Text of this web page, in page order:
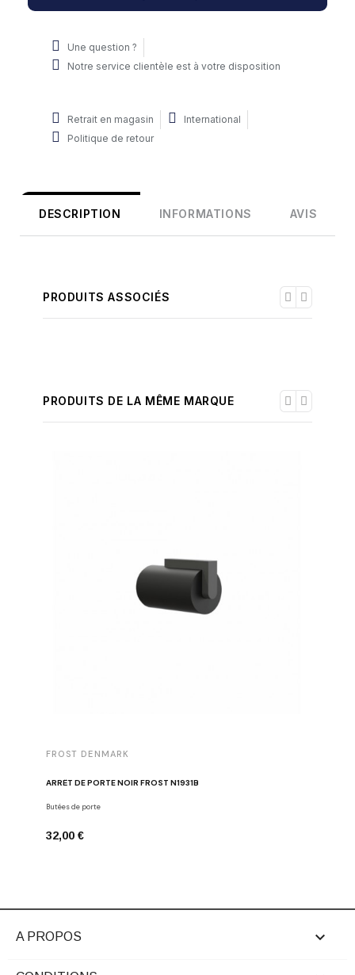
Une question ?
Notre service clientèle est à votre disposition
Retrait en magasin
International
Politique de retour
DESCRIPTION INFORMATIONS AVIS
PRODUITS ASSOCIÉS
PRODUITS DE LA MÊME MARQUE
FROST DENMARK
ARRÊT DE PORTE NOIR FROST N1931B
Butées de porte
32,00 €
A PROPOS 